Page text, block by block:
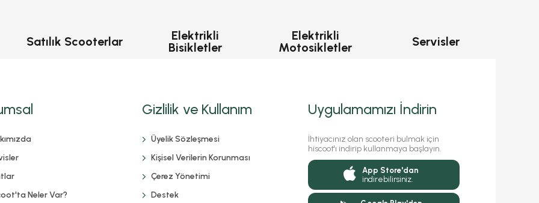
Satılık Scooterlar
Elektrikli
Bisikletler
Elektrikli
Motosikletler
Servisler
Neler Var?
Gizlilik ve Kullanım
Üyelik Sözleşmesi
Kişisel Verilerin Korunması
Çerez Yönetimi
Destek
Uygulamamızı İndirin
İhtiyacınız olan scooteri bulmak için
hiscoot'ı indirip kullanmaya başlayın.
App Store'dan
indirebilirsiniz.